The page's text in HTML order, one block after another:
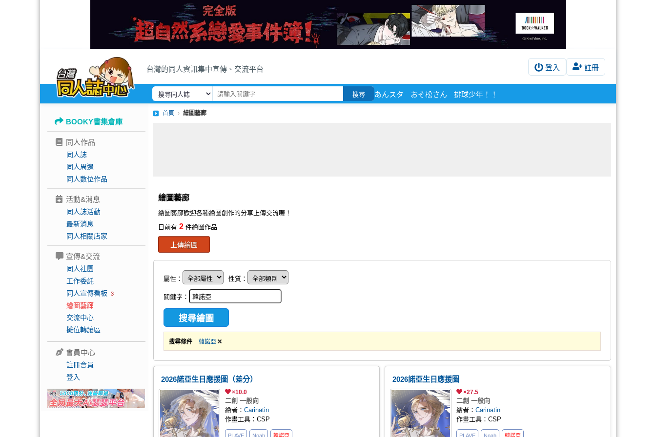
台灣的同人資訊集中宣傳、交流平台 登入 註冊
搜尋 あんスタ おそ松さん 排球少年！！
BOOKY書集倉庫
同人作品
同人誌
同人周邊
同人數位作品
活動&消息
同人誌活動
最新消息
同人相關店家
宣傳&交流
同人社團
工作委託
同人宣傳看板 3
繪圖藝廊
交流中心
攤位轉讓區
會員中心
註冊會員
登入
首頁 繪圖藝廊
繪圖藝廊
繪圖藝廊歡迎各種繪圖創作的分享上傳交流喔！
目前有 2 件繪圖作品
上傳繪圖
屬性： 性質：
關鍵字：
搜尋條件 韓諾亞
2026諾亞生日應援圖（差分）
×10.0
二創 一般向
繪者： Carinatin
作畫工具：CSP
PLAVE Noah 韓諾亞
2026諾亞生日應援圖
×27.5
二創 一般向
繪者： Carinatin
作畫工具：CSP
PLAVE Noah 韓諾亞